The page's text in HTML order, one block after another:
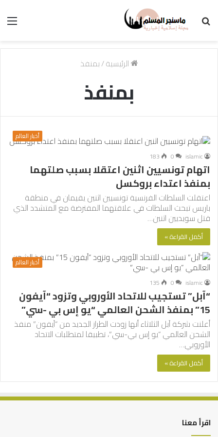
الرئيسية/بمنفذ
بمنفذ
أخبار العالم
islamic
0
183
اتهام تونسيين اثنين اعتقلا بسبب صلتهما
بمنفذ اعتداء بروكسل
اعتقلت السلطات الفرنسية تونسيين اثنين يقيمان في منطقة
باريس تبحث السلطات في علاقتهما المفترضة مع المتشدد الذي
قتل سويديين اثنين…
أكمل القراءة »
أخبار العالم
islamic
0
135
“آبل” تستجيب للاتحاد الأوروبي وتزود “آيفون
15” بمنفذ الشحن العالمي “يو إس بي -سي”
أعلنت شركة آبل الثلاثاء أنها زودت الطراز الجديد من “آيفون” منفذ
الشحن العالمي “يو إس بي-سي”، تطبيقا لمتطلبات الاتحاد
الأوروبي…
أكمل القراءة »
اقرأ معنا